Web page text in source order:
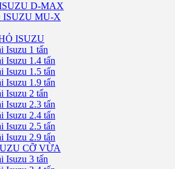
D-MAX
ISUZU MU-X
ISUZU
Isuzu 1 tấn
Isuzu 1.4 tấn
Isuzu 1.5 tấn
Isuzu 1.9 tấn
Isuzu 2 tấn
Isuzu 2.3 tấn
Isuzu 2.4 tấn
Isuzu 2.5 tấn
Isuzu 2.9 tấn
CỠ VỪA
Isuzu 3 tấn